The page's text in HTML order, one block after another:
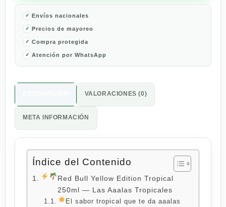
Envíos nacionales
Precios de mayoreo
Compra protegida
Atención por WhatsApp
VALORACIONES (0)
META INFORMACIÓN
Índice del Contenido
Red Bull Yellow Edition Tropical
250ml — Las Aaalas Tropicales
El sabor tropical que te da aaalas